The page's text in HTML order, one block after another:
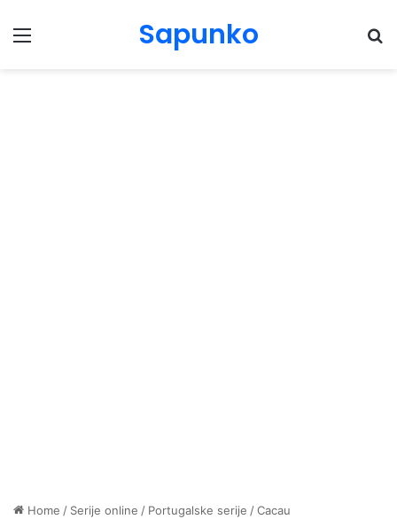
Menu Sapunko
Home / Serije online / Portugalske serije /Cacau